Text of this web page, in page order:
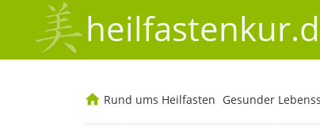
Rund ums Heilfasten Gesunder